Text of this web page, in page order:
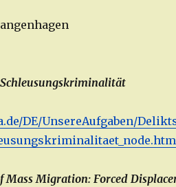
DE/UnsereAufgaben/
Mass Migration: Forced